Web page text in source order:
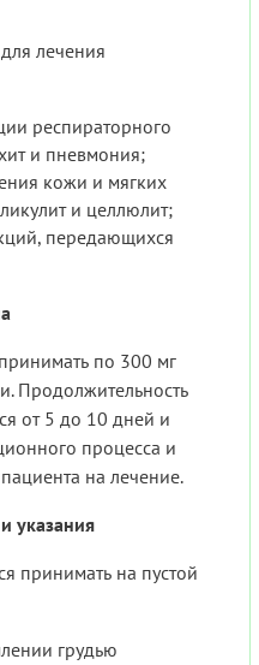
лечения
респираторного
и пневмония;
кожи и мягких
и целлюлит;
передающихся
по 300 мг
Продолжительность
от 5 до 10 дней и
процесса и
на лечение.
указания
принимать на пустой
грудью